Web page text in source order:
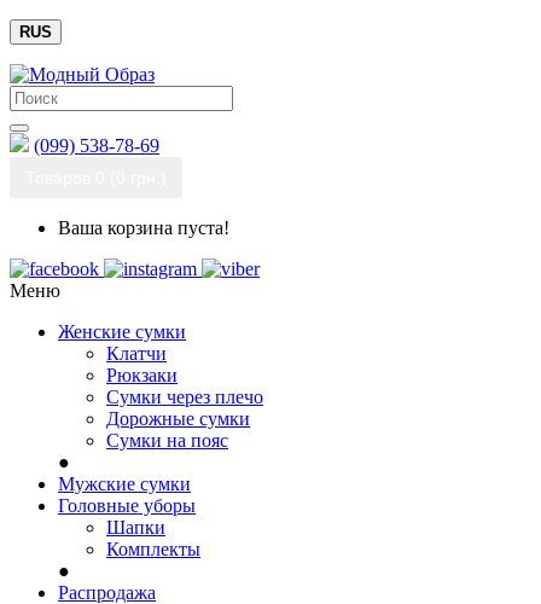
RUS
(099) 538-78-69
Ваша корзина пуста!
Меню
Женские сумки
Клатчи
Рюкзаки
Сумки через плечо
Дорожные сумки
Сумки на пояс
●
Мужские сумки
Головные уборы
Шапки
Комплекты
●
Распродажа